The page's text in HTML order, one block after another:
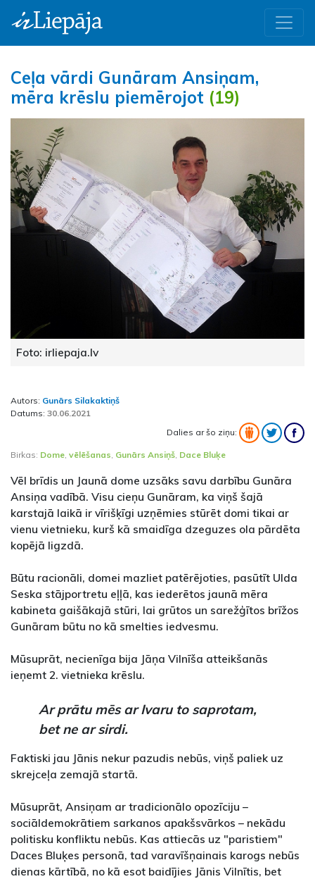
Ceļa vārdi Gunāram Ansiņam,
mēra krēslu piemērojot (19)
Foto: irliepaja.lv
Autors: Gunārs Silakaktiņš
Datums: 30.06.2021
Dalies ar šo ziņu:
Birkas: Dome vēlēšanas Gunārs Ansiņš Dace Bluķe
Vēl brīdis un Jaunā dome uzsāks savu darbību Gunāra
Ansiņa vadībā. Visu cieņu Gunāram, ka viņš šajā
karstajā laikā ir vīrišķīgi uzņēmies stūrēt domi tikai ar
vienu vietnieku, kurš kā smaidīga dzeguzes ola pārdēta
kopējā ligzdā.
Būtu racionāli, domei mazliet patērējoties, pasūtīt Ulda
Seska stājportretu eļļā, kas iederētos jaunā mēra
kabineta gaišākajā stūri, lai grūtos un sarežģītos brīžos
Gunāram būtu no kā smelties iedvesmu.
Mūsuprāt, necienīga bija Jāņa Vilnīša atteikšanās
ieņemt 2. vietnieka krēslu.
Ar prātu mēs ar Ivaru to saprotam,
bet ne ar sirdi.
Faktiski jau Jānis nekur pazudis nebūs, viņš paliek uz
skrejceļa zemajā startā.
Mūsuprāt, Ansiņam ar tradicionālo opozīciju –
sociāldemokrātiem sarkanos apakšsvārkos – nekādu
politisku konfliktu nebūs. Kas attiecās uz "paristiem"
Daces Bluķes personā, tad varavīšņainais karogs nebūs
dienas kārtībā, no kā esot baidījies Jānis Vilnītis, bet